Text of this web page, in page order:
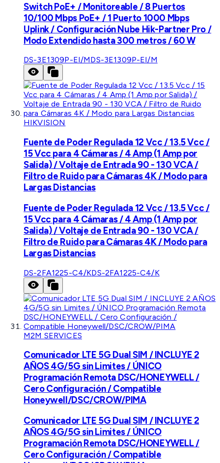
Switch PoE+ / Monitoreable / 8 Puertos
10/100 Mbps PoE+ / 1 Puerto 1000 Mbps
Uplink / Configuración Nube Hik-Partner Pro /
Modo Extendido hasta 300 metros / 60 W
DS-3E1309P-EI/MDS-3E1309P-EI/M
HIKVISION
Fuente de Poder Regulada 12 Vcc / 13.5 Vcc /
15 Vcc para 4 Cámaras / 4 Amp (1 Amp por
Salida) / Voltaje de Entrada 90 - 130 VCA /
Filtro de Ruido para Cámaras 4K / Modo para
Largas Distancias
Fuente de Poder Regulada 12 Vcc / 13.5 Vcc /
15 Vcc para 4 Cámaras / 4 Amp (1 Amp por
Salida) / Voltaje de Entrada 90 - 130 VCA /
Filtro de Ruido para Cámaras 4K / Modo para
Largas Distancias
DS-2FA1225-C4/KDS-2FA1225-C4/K
M2M SERVICES
Comunicador LTE 5G Dual SIM / INCLUYE 2
AÑOS 4G/5G sin Limites / ÚNICO
Programación Remota DSC/HONEYWELL /
Cero Configuración / Compatible
Honeywell/DSC/CROW/PIMA
Comunicador LTE 5G Dual SIM / INCLUYE 2
AÑOS 4G/5G sin Limites / ÚNICO
Programación Remota DSC/HONEYWELL /
Cero Configuración / Compatible